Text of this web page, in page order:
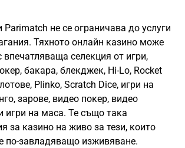
Parimatch не се ограничава до услуги
Тяхното онлайн казино може
впечатляваща селекция от игри,
бакара, блекджек, Hi-Lo, Rocket
Plinko, Scratch Dice, игри на
зарове, видео покер, видео
игри на маса. Те също така
за казино на живо за тези, които
по-завладяващо изживяване.